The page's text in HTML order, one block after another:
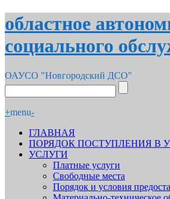
областное
социального
ОАУСО "Новгородский ДСО"
+menu-
ГЛАВНАЯ
ПОРЯДОК ПОСТУПЛЕНИЯ В
УСЛУГИ
Платные услуги
Свободные места
Порядок и условия